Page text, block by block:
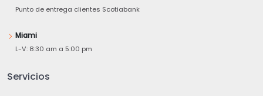
Punto de entrega clientes Scotiabank
Miami
L-V: 8:30 am a 5:00 pm
Servicios